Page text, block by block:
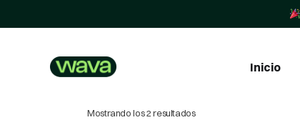
Inicio
Mostrando los 2 resultados